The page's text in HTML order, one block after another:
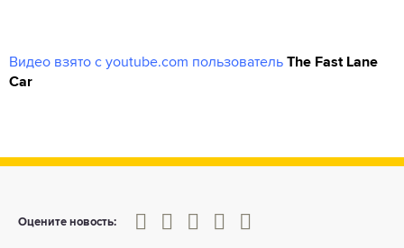
Видео взято с youtube.com пользователь The Fast Lane
Car
Оцените новость:
0
1 2 3 4 5